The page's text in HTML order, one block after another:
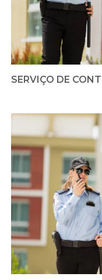
SERVIÇO DE